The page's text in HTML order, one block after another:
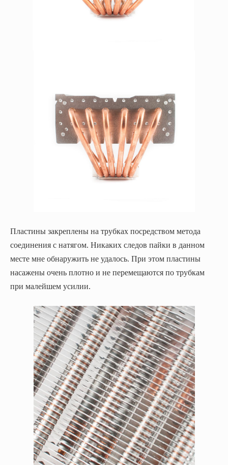
Пластины закреплены на трубках посредством метода
соединения с натягом. Никаких следов пайки в данном
месте мне обнаружить не удалось. При этом пластины
насажены очень плотно и не перемещаются по трубкам
при малейшем усилии.